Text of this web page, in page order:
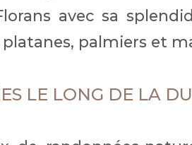
avec sa
palmiers et
LE LONG DE LA